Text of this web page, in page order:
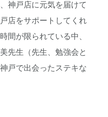
神戸店に元気を届けて
店をサポートしてくれ
間が限られている中、
先生（先生、勉強会と
戸で出会ったステキな